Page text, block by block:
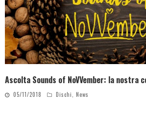
Ascolta Sounds of NoVVember: la nostra
05/11/2018 Dischi, News